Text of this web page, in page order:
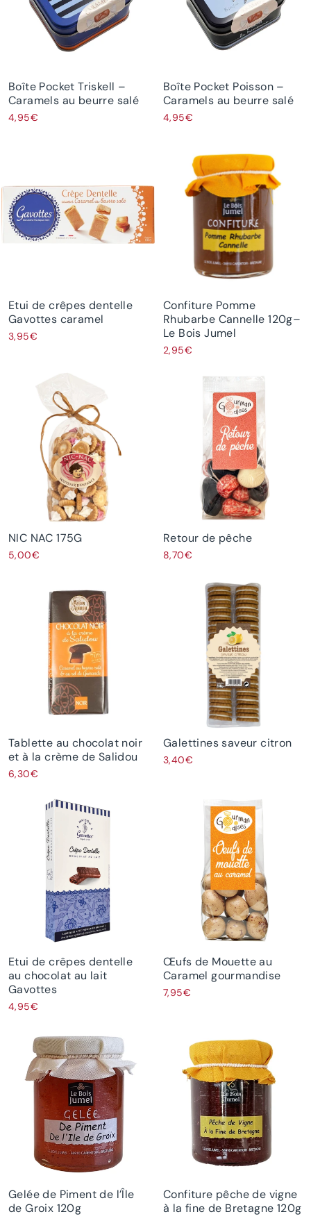
Boîte Pocket Triskell –
Caramels au beurre salé
4,95€
Boîte Pocket Poisson –
Caramels au beurre salé
4,95€
Etui de crêpes dentelle
Gavottes caramel
3,95€
Confiture Pomme
Rhubarbe Cannelle 120g–
Le Bois Jumel
2,95€
NIC NAC 175G
5,00€
Retour de pêche
8,70€
Tablette au chocolat noir
et à la crème de Salidou
6,30€
Galettines saveur citron
3,40€
Etui de crêpes dentelle
au chocolat au lait
Gavottes
4,95€
Œufs de Mouette au
Caramel gourmandise
7,95€
Gelée de Piment de l’Île
de Groix 120g
Confiture pêche de vigne
à la fine de Bretagne 120g